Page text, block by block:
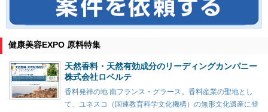
健康美容EXPO 原料特集
天然香料・天然有効成分のリーディングカンパニー
株式会社ロベルテ
香料発祥の地 南フランス・グラース。香料産業の聖地とし
て、ユネスコ（国連教育科学文化機構）の無形文化遺産に登